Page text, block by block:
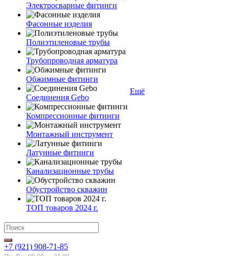
Электросварные фитинги
Фасонные изделия
Полиэтиленовые трубы
Трубопроводная арматура
Обжимные фитинги
Соединения Gebo
Компрессионные фитинги
Монтажный инструмент
Латунные фитинги
Канализационные трубы
Обустройство скважин
ТОП товаров 2024 г.
Ещё
+7 (921) 908-71-85